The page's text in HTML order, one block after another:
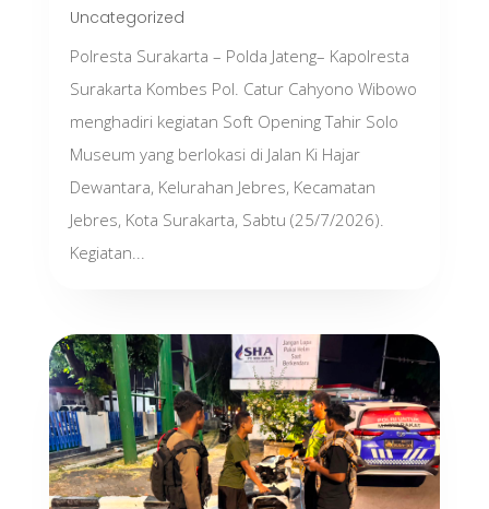
Uncategorized
Polresta Surakarta – Polda Jateng– Kapolresta
Surakarta Kombes Pol. Catur Cahyono Wibowo
menghadiri kegiatan Soft Opening Tahir Solo
Museum yang berlokasi di Jalan Ki Hajar
Dewantara, Kelurahan Jebres, Kecamatan
Jebres, Kota Surakarta, Sabtu (25/7/2026).
Kegiatan...